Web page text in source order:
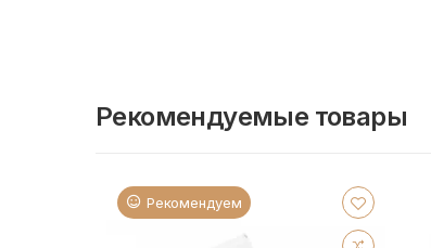
Рекомендуемые товары
Рекомендуем